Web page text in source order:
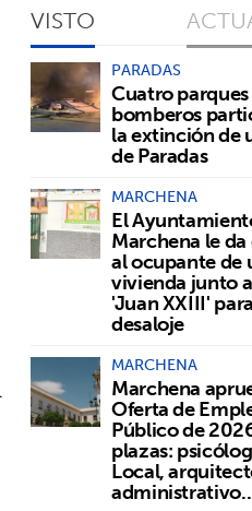
VISTO
PARADAS
Cuatro
bomberos
la extinción de
de Paradas
MARCHENA
El
Marchena le
al ocupante de
vivienda junto
'Juan XXIII'
desaloje
MARCHENA
Marchena
Oferta de
Público de
plazas:
Local,